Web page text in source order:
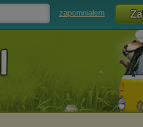
zapomniałem